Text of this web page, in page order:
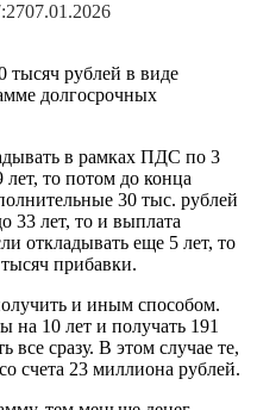
07.01.2026
тысяч рублей в виде
долгосрочных
в рамках ПДС по 3
то потом до конца
30 тыс. рублей
33 лет, то и выплата
откладывать еще 5 лет, то
прибавки.
и иным способом.
на 10 лет и получать 191
все сразу. В этом случае те,
счета 23 миллиона рублей.